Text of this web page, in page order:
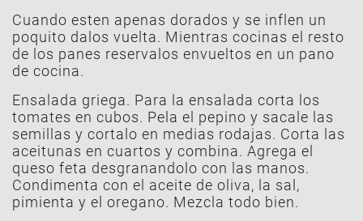
Cuando esten apenas dorados y se inflen un
poquito dalos vuelta. Mientras cocinas el resto
de los panes reservalos envueltos en un pano
de cocina.
Ensalada griega. Para la ensalada corta los
tomates en cubos. Pela el pepino y sacale las
semillas y cortalo en medias rodajas. Corta las
aceitunas en cuartos y combina. Agrega el
queso feta desgranandolo con las manos.
Condimenta con el aceite de oliva, la sal,
pimienta y el oregano. Mezcla todo bien.